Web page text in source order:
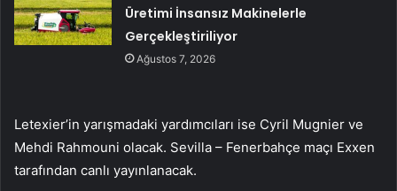
Üretimi İnsansız Makinelerle
Gerçekleştiriliyor
Ağustos 7, 2026
Letexier’in yarışmadaki yardımcıları ise Cyril Mugnier ve
Mehdi Rahmouni olacak. Sevilla – Fenerbahçe maçı Exxen
tarafından canlı yayınlanacak.